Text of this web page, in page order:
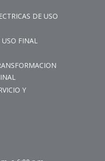
DE USO
USO FINAL
Y